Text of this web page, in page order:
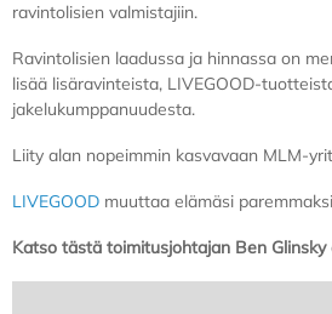
ravintolisien valmistajiin.
Ravintolisien laadussa ja hinnassa on
lisää lisäravinteista, LIVEGOOD-
jakelukumppanuudesta.
Liity alan nopeimmin kasvavaan MLM-
LIVEGOOD muuttaa elämäsi
Katso tästä toimitusjohtajan Ben Glinsky